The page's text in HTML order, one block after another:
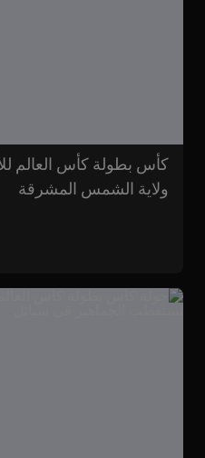
ولاية الشمس المشرقة